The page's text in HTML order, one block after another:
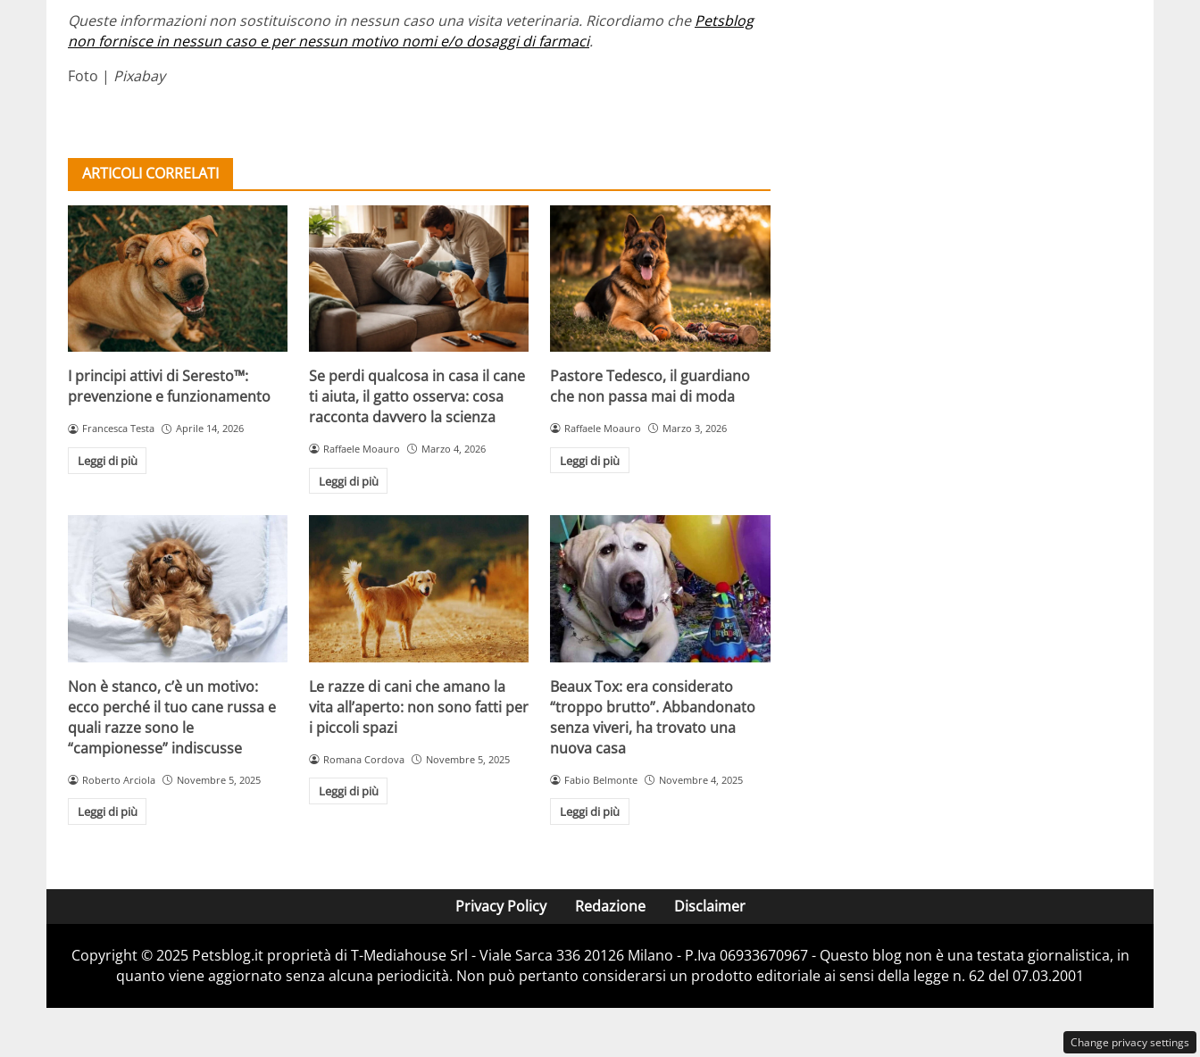
Queste informazioni non sostituiscono in nessun caso una visita veterinaria. Ricordiamo chePetsblog
non fornisce in nessun caso e per nessun motivo nomi e/o dosaggi di farmaci.
Foto | Pixabay
ARTICOLI CORRELATI
I principi attivi di Seresto™:
prevenzione e funzionamento
Francesca Testa Aprile 14, 2026
Leggi di più
Se perdi qualcosa in casa il cane
ti aiuta, il gatto osserva: cosa
racconta davvero la scienza
Raffaele Moauro Marzo 4, 2026
Leggi di più
Pastore Tedesco, il guardiano
che non passa mai di moda
Raffaele Moauro Marzo 3, 2026
Leggi di più
Non è stanco, c’è un motivo:
ecco perché il tuo cane russa e
quali razze sono le
“campionesse” indiscusse
Roberto Arciola Novembre 5, 2025
Leggi di più
Le razze di cani che amano la
vita all’aperto: non sono fatti per
i piccoli spazi
Romana Cordova Novembre 5, 2025
Leggi di più
Beaux Tox: era considerato
“troppo brutto”. Abbandonato
senza viveri, ha trovato una
nuova casa
Fabio Belmonte Novembre 4, 2025
Leggi di più
Privacy Policy Redazione Disclaimer
Copyright © 2025 Petsblog.it proprietà di T-Mediahouse Srl - Viale Sarca 336 20126 Milano - P.Iva 06933670967 - Questo blog non è una testata giornalistica, in
quanto viene aggiornato senza alcuna periodicità. Non può pertanto considerarsi un prodotto editoriale ai sensi della legge n. 62 del 07.03.2001
Change privacy settings